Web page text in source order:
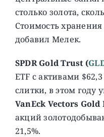
столько золота,
Стоимость
добавил Мелек.
SPDR Gold Trust (
ETF с активами
слитки, в этом году
VanEck Vectors Gold
акций
21,5%.